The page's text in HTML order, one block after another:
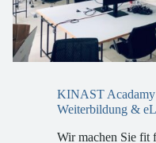
KINAST Acadamy